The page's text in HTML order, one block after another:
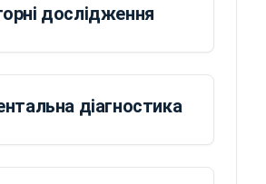
дослідження
діагностика